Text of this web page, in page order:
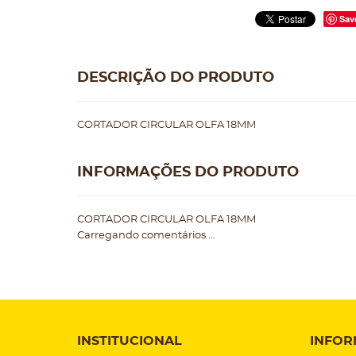
DESCRIÇÃO DO PRODUTO
CORTADOR CIRCULAR OLFA 18MM
INFORMAÇÕES DO PRODUTO
CORTADOR CIRCULAR OLFA 18MM
Carregando comentários ...
INSTITUCIONAL